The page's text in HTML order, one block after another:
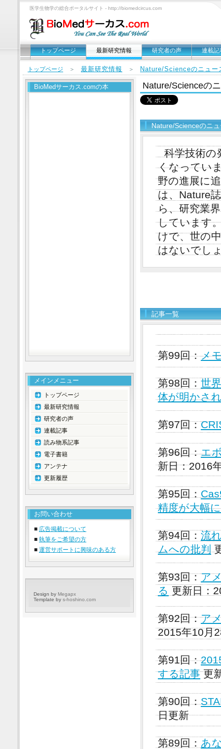
医学生物学の総合ポータルサイト - http://biomedcircus.com
トップページ 最新研究情報 研究者の声 連載記
トップページ ＞ 最新研究情報 ＞ Nature/Scienceのニュー
Nature/Scienceの
Nature/Scienceのニ
科学技術の
くなってい
野の進展に
は、Nature
ら、研究業
しています
けで、世の
はないでし
記事一覧
第99回：メ
第98回： 世
体が明かさ
第97回：
第96回：エ
新日：2016
第95回：
精度が大幅
第94回： 流
ムへの批判
第93回：ア
る 更新日：
第92回：ア
2015年10月
第91回：
する記事更
第90回：
日更新
第89回： あ
BioMedサーカス.comの本
メインメニュー
トップページ
最新研究情報
研究者の声
連載記事
読み物系記事
電子書籍
アンテナ
更新履歴
お問い合わせ
■ 広告掲載について
■ 執筆をご希望の方
■ 運営サポートに興味のある方
Design by Megapx
Template by s-hoshino.com